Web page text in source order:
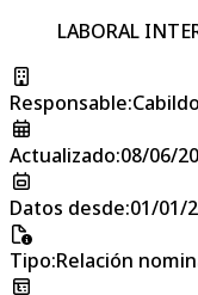
LABORAL
Responsable:
Actualizado:08/06/
Datos desde:01/01/
Tipo:Relación